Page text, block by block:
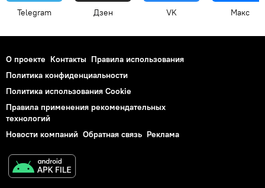
Telegram Дзен VK Макс
О проекте Контакты Правила использования
Политика конфиденциальности
Политика использования Cookie
Правила применения рекомендательных
технологий
Новости компаний Обратная связь Реклама